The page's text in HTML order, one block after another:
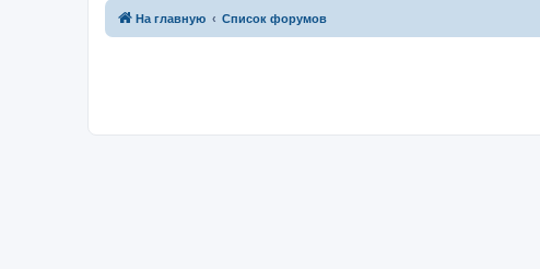
На главную Список форумов